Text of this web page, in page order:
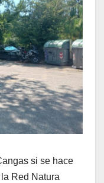
si se hace
Red Natura